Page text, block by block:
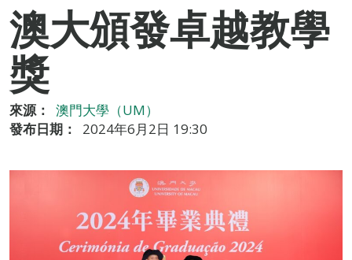
澳大頒發卓越教學
獎
來源：
澳門大學（UM）
發布日期：
2024年6月2日 19:30